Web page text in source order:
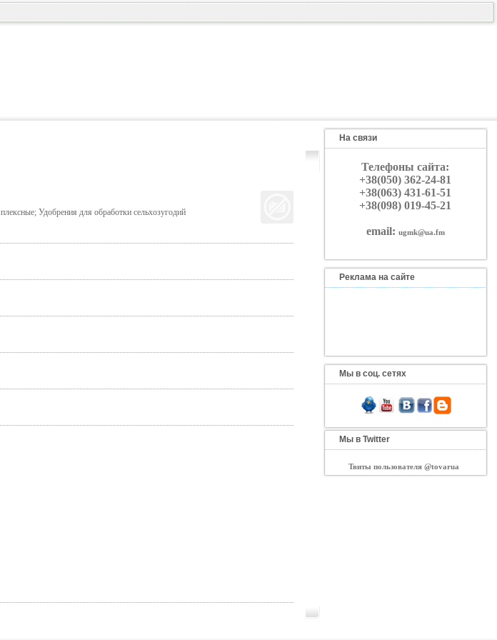
Удобрения для обработки сельхозугодий
На связи
Телефоны сайта:
+38(050) 362-24-81
+38(063) 431-61-51
+38(098) 019-45-21
email: ugmk@ua.fm
Реклама на сайте
Мы в соц. сетях
Мы в Twitter
Твиты пользователя @tovarua